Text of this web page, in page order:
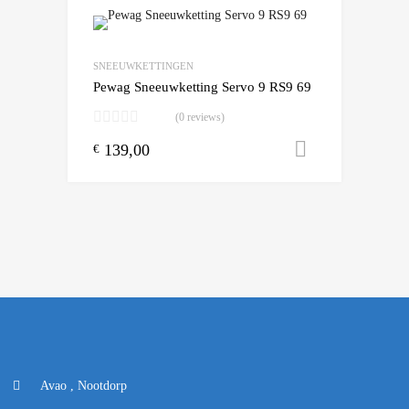
SNEEUWKETTINGEN
Pewag Sneeuwketting Servo 9 RS9 69
(0 reviews)
€ 139,00
Avao , Nootdorp